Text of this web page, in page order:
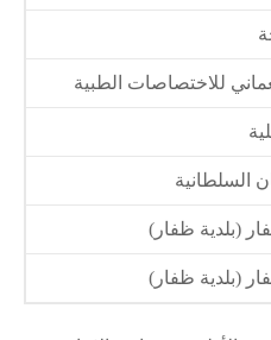
للاختصاصات الطبية
السلطانية
(بلدية ظفار)
(بلدية ظفار)